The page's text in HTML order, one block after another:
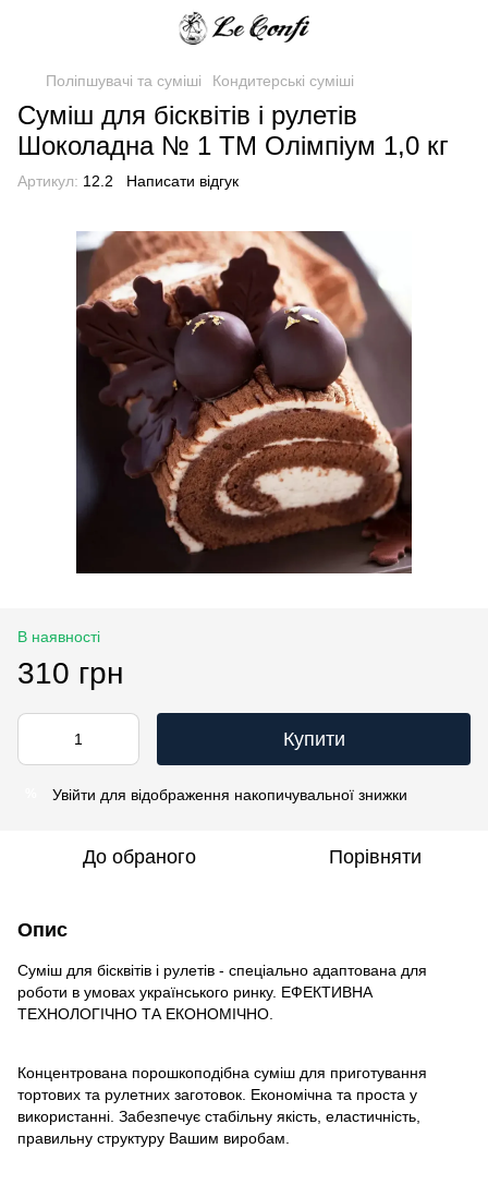
Поліпшувачі та суміші Кондитерські суміші
Суміш для бісквітів і рулетів
Шоколадна № 1 ТМ Олімпіум 1,0 кг
Артикул: 12.2 Написати відгук
В наявності
310 грн
Купити
Увійти для відображення накопичувальної знижки
До обраного Порівняти
Опис
Суміш для бісквітів і рулетів - спеціально адаптована для
роботи в умовах українського ринку. ЕФЕКТИВНА
ТЕХНОЛОГІЧНО ТА ЕКОНОМІЧНО.
Концентрована порошкоподібна суміш для приготування
тортових та рулетних заготовок. Економічна та проста у
використанні. Забезпечує стабільну якість, еластичність,
правильну структуру Вашим виробам.